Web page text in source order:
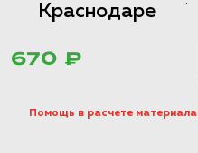
Краснодаре
670 ₽
Помощь в расчете материала